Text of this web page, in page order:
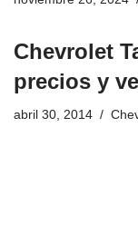
Chevrolet
precios y
abril 30, 2014